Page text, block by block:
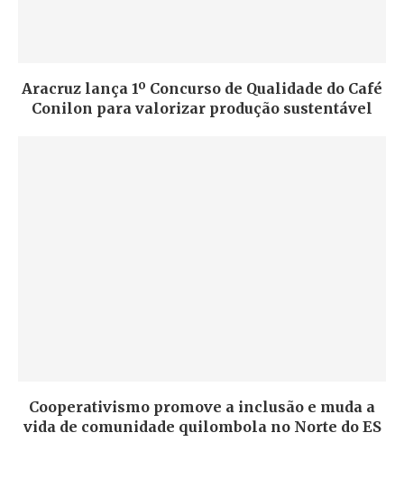
Aracruz lança 1º Concurso de Qualidade do Café
Conilon para valorizar produção sustentável
Cooperativismo promove a inclusão e muda a
vida de comunidade quilombola no Norte do ES